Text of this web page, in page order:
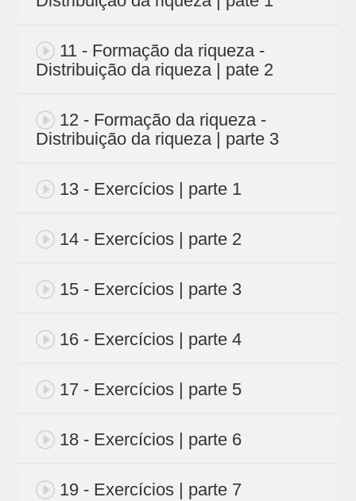
11 - Formação da riqueza -
Distribuição da riqueza | pate 2
12 - Formação da riqueza -
Distribuição da riqueza | parte 3
13 - Exercícios | parte 1
14 - Exercícios | parte 2
15 - Exercícios | parte 3
16 - Exercícios | parte 4
17 - Exercícios | parte 5
18 - Exercícios | parte 6
19 - Exercícios | parte 7